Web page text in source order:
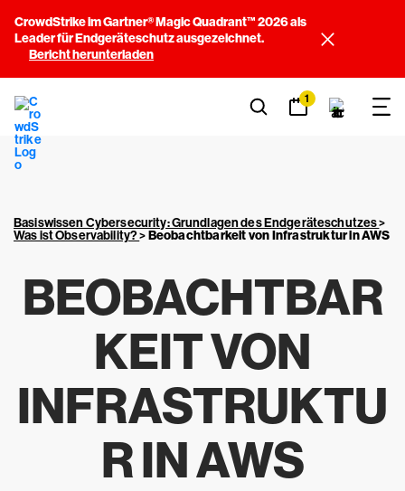
CrowdStrike im Gartner® Magic Quadrant™ 2026 als
Leader für Endgeräteschutz ausgezeichnet.
Bericht herunterladen
1
Basiswissen Cybersecurity: Grundlagen des Endgeräteschutzes>
Was ist Observability?>Beobachtbarkeit von Infrastruktur in AWS
BEOBACHTBAR
KEIT VON
INFRASTRUKTU
R IN AWS